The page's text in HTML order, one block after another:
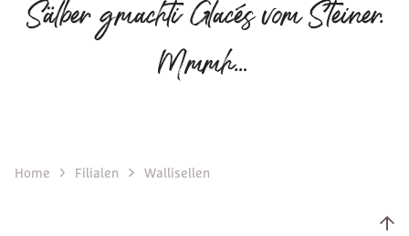
Sälber gmachti Glacés vom Steiner.
Mmmh…
Home Filialen Wallisellen